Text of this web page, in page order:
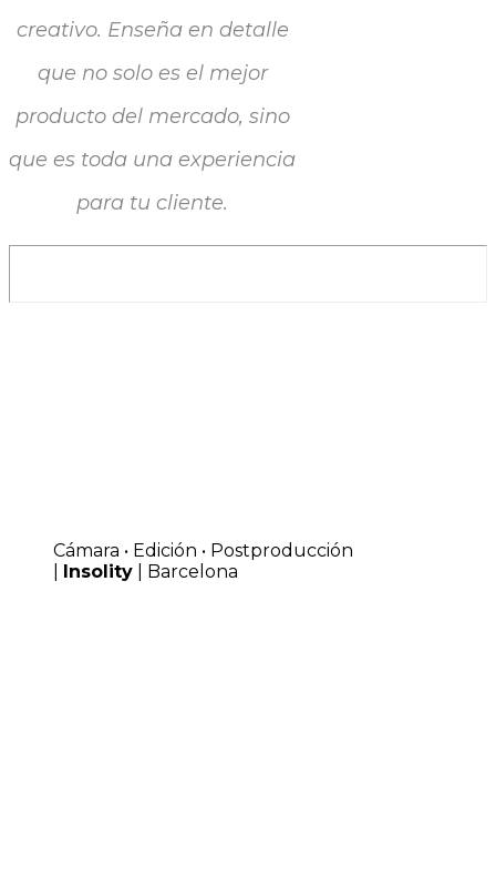
creativo. Enseña en detalle
que no solo es el mejor
producto del mercado, sino
que es toda una experiencia
para tu cliente.
Cámara • Edición • Postproducción
Insolity | Barcelona